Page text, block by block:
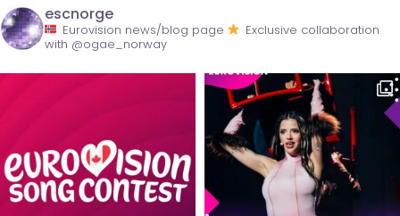
escnorge
Eurovision news/blog page
Exclusive collaboration
with @ogae_norway